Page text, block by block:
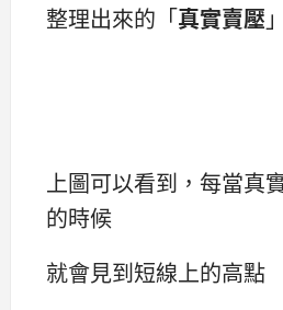
整理出來的「真實賣壓 」
上圖可以看到，每當真
的時候
就會見到短線上的高點